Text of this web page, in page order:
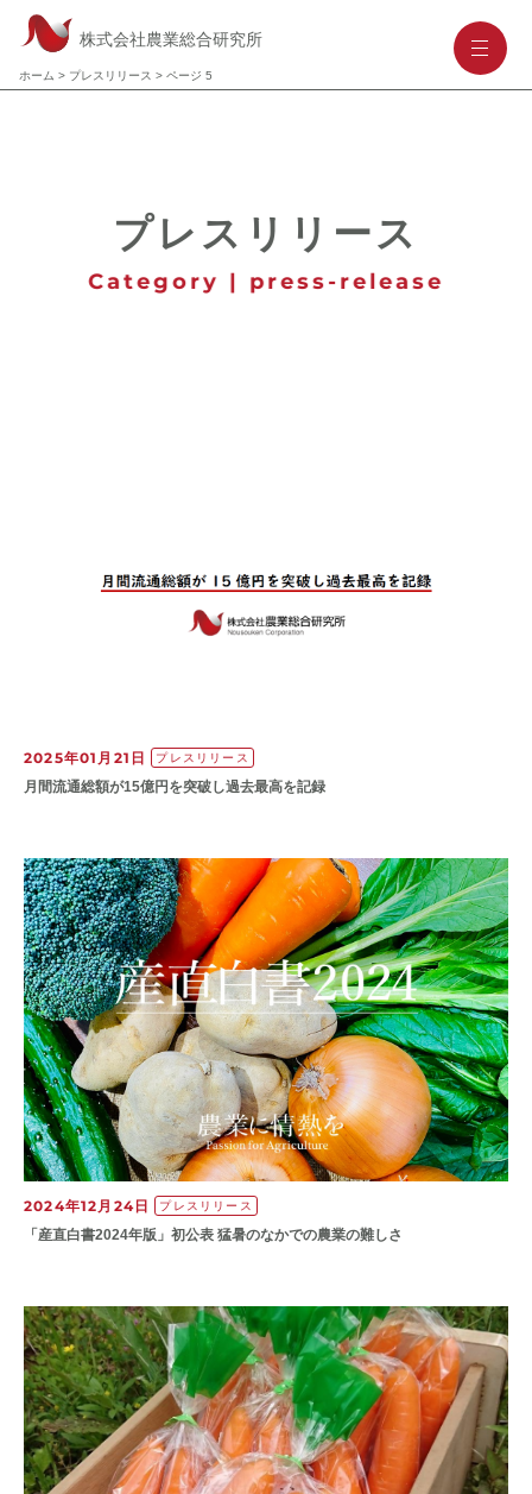
株式会社農業総合研究所
ホーム > プレスリリース > ページ 5
--
プレスリリース
Category | press-release
2025年01月21日 プレスリリース
月間流通総額が15億円を突破し過去最高を記録
2024年12月24日 プレスリリース
「産直白書2024年版」初公表 猛暑のなかでの農業の難しさ